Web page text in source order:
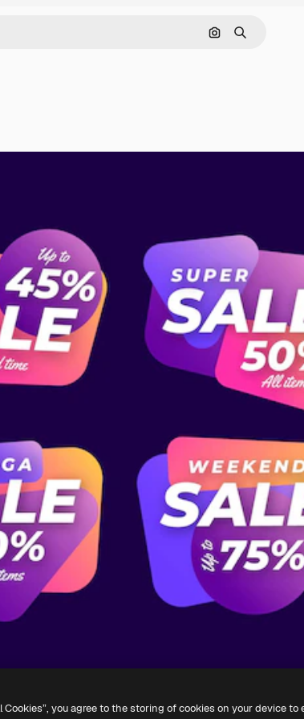
Pesquisar por
Buscar
you agree to the storing of cookies on your device to